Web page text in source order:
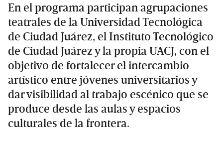
En el programa participan agrupaciones
teatrales de la Universidad Tecnológica
de Ciudad Juárez, el Instituto Tecnológico
de Ciudad Juárez y la propia UACJ, con el
objetivo de fortalecer el intercambio
artístico entre jóvenes universitarios y
dar visibilidad al trabajo escénico que se
produce desde las aulas y espacios
culturales de la frontera.